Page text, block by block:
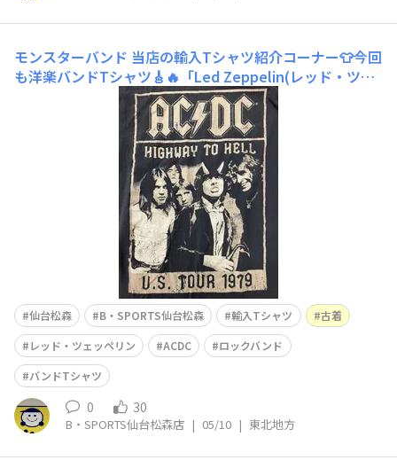
モンスターバンド 当店の輸入Tシャツ紹介コーナー👕今回
も洋楽バンドTシャツ🎸🔥「Led Zeppelin(レッド・ツェ
ッペリン)」イギリスのロックバンド。1968年に結成。ハ
ードロックに多大なる影響を与えたバンドです。私個人的
には「The Song Remains the Same (邦題:永遠の詩)」
仙台松森 B・SPORTS仙台松森 輸入Tシャツ
古着
レッド・ツェッペリン
ACDC
ロックバンド
バンドTシャツ
0 30
B・SPORTS仙台松森店 | 05/10 | 東北地方